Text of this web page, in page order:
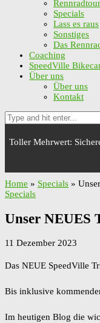
Specials
Lass es raus
Sonstiges
Das
Coaching
SpeedVille
Über uns
Über uns
Kontakt
Toller Mehrwert:
Home » Specials »
Specials
Unser NEUES
11 Dezember 2023
Das NEUE SpeedVille
Bis inklusive
Im heutigen Blog die